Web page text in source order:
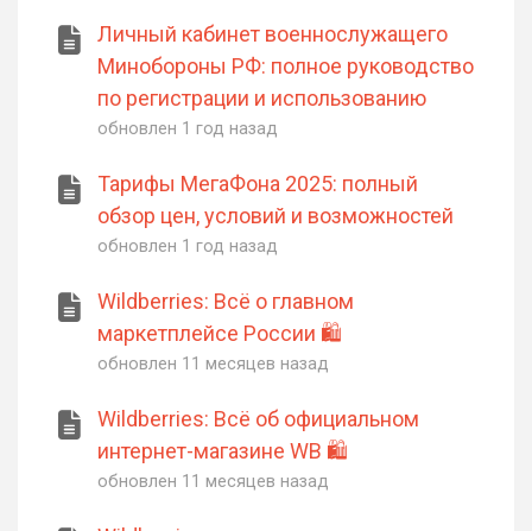
Личный кабинет военнослужащего
Минобороны РФ: полное руководство
по регистрации и использованию
обновлен 1 год назад
Тарифы МегаФона 2025: полный
обзор цен, условий и возможностей
обновлен 1 год назад
Wildberries: Всё о главном
маркетплейсе России 🛍️
обновлен 11 месяцев назад
Wildberries: Всё об официальном
интернет-магазине WB 🛍️
обновлен 11 месяцев назад